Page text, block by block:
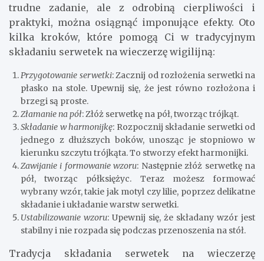
trudne zadanie, ale z odrobiną cierpliwości i
praktyki, można osiągnąć imponujące efekty. Oto
kilka kroków, które pomogą Ci w tradycyjnym
składaniu serwetek na wieczerzę wigilijną:
Przygotowanie serwetki: Zacznij od rozłożenia serwetki na
płasko na stole. Upewnij się, że jest równo rozłożona i
brzegi są proste.
Złamanie na pół: Złóż serwetkę na pół, tworząc trójkąt.
Składanie w harmonijkę: Rozpocznij składanie serwetki od
jednego z dłuższych boków, unosząc je stopniowo w
kierunku szczytu trójkąta. To stworzy efekt harmonijki.
Zawijanie i formowanie wzoru: Następnie złóż serwetkę na
pół, tworząc półksiężyc. Teraz możesz formować
wybrany wzór, takie jak motyl czy lilie, poprzez delikatne
składanie i układanie warstw serwetki.
Ustabilizowanie wzoru: Upewnij się, że składany wzór jest
stabilny i nie rozpada się podczas przenoszenia na stół.
Tradycja składania serwetek na wieczerzę